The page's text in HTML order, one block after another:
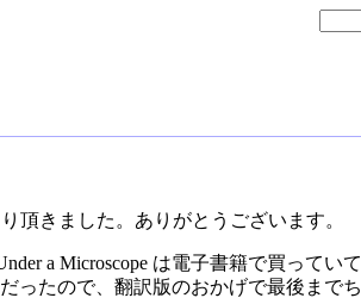
頂きました。ありがとうございます。
a Microscope は電子書籍で買って
ったので、翻訳版のおかげで最後まで